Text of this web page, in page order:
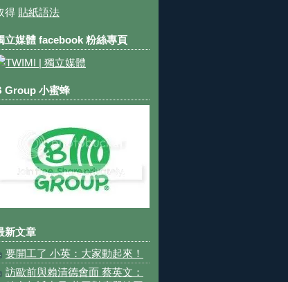
得 貼紙語法
立媒體 facebook 粉絲專頁
Group 小蜜蜂
新文章
要開工了 小英：大家動起來！
訪歐前與賴清德會面 蔡英文：